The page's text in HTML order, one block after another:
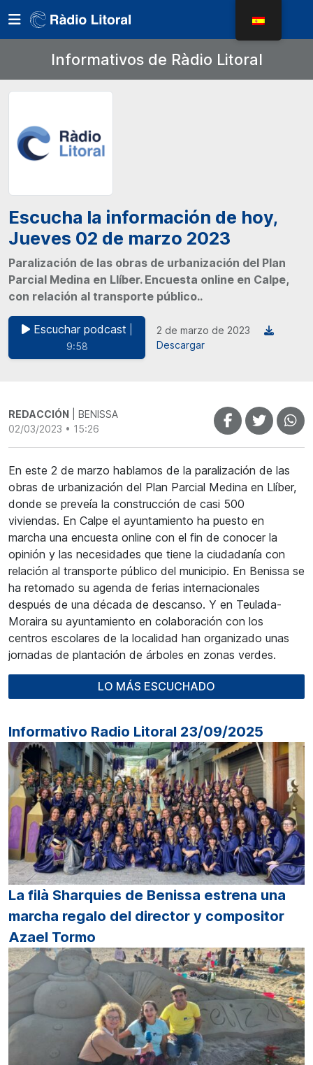
Informativos de Ràdio Litoral
Escucha la información de hoy,
Jueves 02 de marzo 2023
Paralización de las obras de urbanización del Plan
Parcial Medina en Llíber. Encuesta online en Calpe,
con relación al transporte público..
Escuchar podcast
9:58
2 de marzo de 2023
Descargar
REDACCIÓN | BENISSA
02/03/2023 • 15:26
En este 2 de marzo hablamos de la paralización de las
obras de urbanización del Plan Parcial Medina en Llíber,
donde se preveía la construcción de casi 500
viviendas. En Calpe el ayuntamiento ha puesto en
marcha una encuesta online con el fin de conocer la
opinión y las necesidades que tiene la ciudadanía con
relación al transporte público del municipio. En Benissa se
ha retomado su agenda de ferias internacionales
después de una década de descanso. Y en Teulada-
Moraira su ayuntamiento en colaboración con los
centros escolares de la localidad han organizado unas
jornadas de plantación de árboles en zonas verdes.
LO MÁS ESCUCHADO
Informativo Radio Litoral 23/09/2025
La filà Sharquies de Benissa estrena una
marcha regalo del director y compositor
Azael Tormo